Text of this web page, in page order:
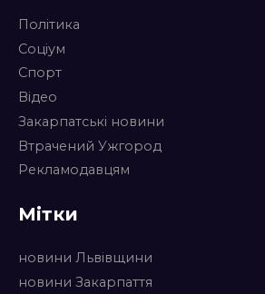
Політика
Соціум
Спорт
Відео
Закарпатські новини
Втрачений Ужгород
Рекламодавцям
Мітки
новини Львівщини
новини Закарпаття